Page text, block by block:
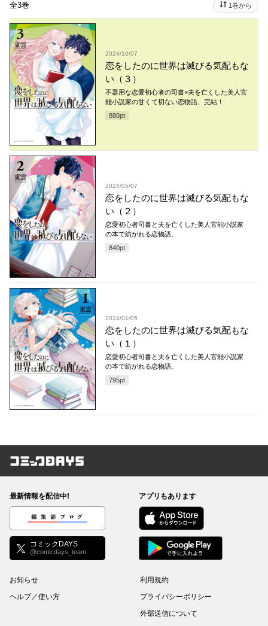
全3巻 1巻から
2024/10/07
恋をしたのに世界は滅びる気配もな
い（３）
不器用な恋愛初心者の司書×夫を亡くした美人官
能小説家の甘くて切ない恋物語、完結！
880pt
2024/05/07
恋をしたのに世界は滅びる気配もな
い（２）
恋愛初心者司書と夫を亡くした美人官能小説家
の本で紡がれる恋物語。
840pt
2024/01/05
恋をしたのに世界は滅びる気配もな
い（１）
恋愛初心者司書と夫を亡くした美人官能小説家
の本で紡がれる恋物語。
795pt
コミックDAYS
最新情報を配信中!
編集部ブログ
コミックDAYS
@comicdays_team
アプリもあります
お知らせ
ヘルプ／使い方
利用規約
プライバシーポリシー
外部送信について